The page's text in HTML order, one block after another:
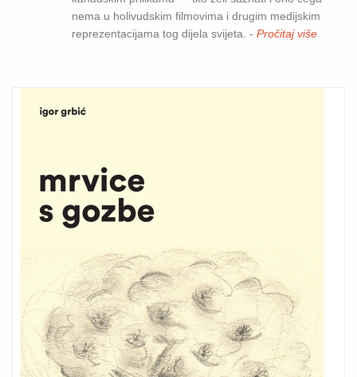
nema u holivudskim filmovima i drugim medijskim
reprezentacijama tog dijela svijeta. - Pročitaj više